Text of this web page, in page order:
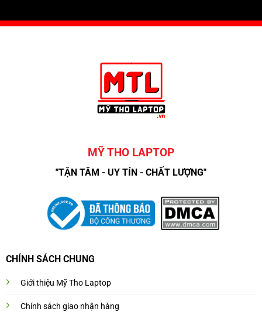
MỸ THO LAPTOP
"TẬN TÂM - UY TÍN - CHẤT LƯỢNG"
CHÍNH SÁCH CHUNG
Giới thiệu Mỹ Tho Laptop
Chính sách giao nhận hàng